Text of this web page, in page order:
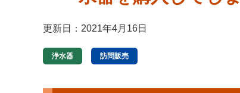
更新日：2021年4月16日
浄水器 訪問販売